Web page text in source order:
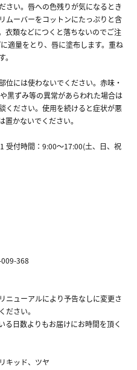
さい。唇への色残りが気になるとき
ムーバーをコットンにたっぷりと含
衣類などにつくと落ちないのでご注
適量をとり、唇に塗布します。重ね
位には使わないでください。赤味・
黒ずみ等の異常があらわれた場合は
ください。使用を続けると症状が悪
かないでください。
受付時間：9:00～17:00(土、日、祝
368
ニューアルにより予告なしに変更さ
さい。
日数よりもお届けにお時間を頂く
キッド、ツヤ